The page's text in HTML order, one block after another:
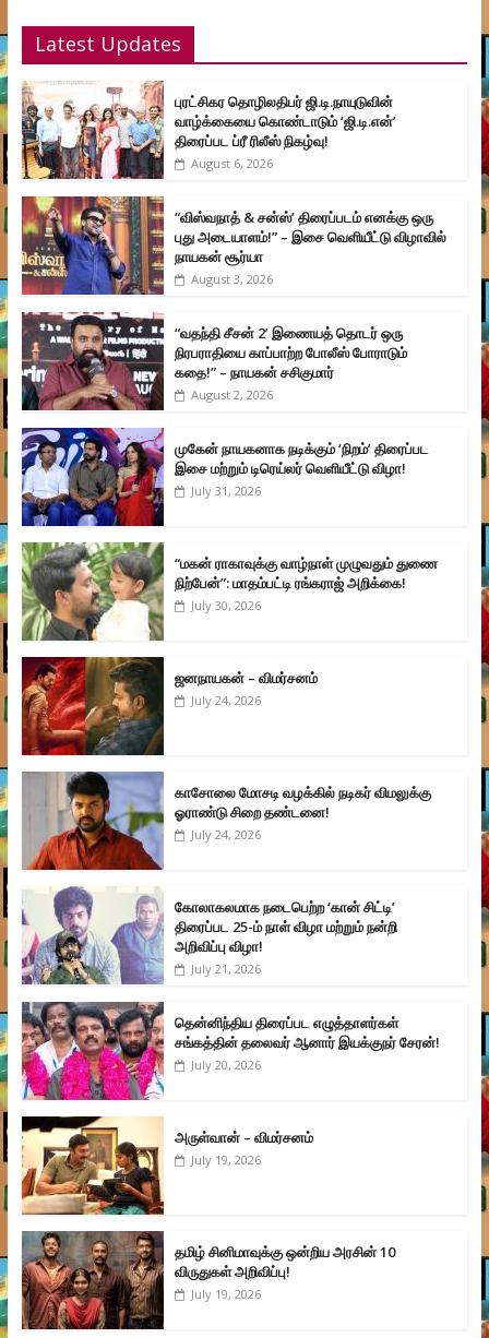
Latest Updates
புரட்சிகர தொழிலதிபர் ஜி.டி.நாயுடுவின்
வாழ்க்கையை கொண்டாடும் ‘ஜி.டி.என்’
திரைப்பட ப்ரீ ரிலீஸ் நிகழ்வு!
August 6, 2026
“விஸ்வநாத் & சன்ஸ்’ திரைப்படம் எனக்கு ஒரு
புது அடையாளம்!” – இசை வெளியீட்டு விழாவில்
நாயகன் சூர்யா
August 3, 2026
“வதந்தி சீசன் 2’ இணையத் தொடர் ஒரு
நிரபராதியை காப்பாற்ற போலீஸ் போராடும்
கதை!” – நாயகன் சசிகுமார்
August 2, 2026
முகேன் நாயகனாக நடிக்கும் ‘நிறம்’ திரைப்பட
இசை மற்றும் டிரெய்லர் வெளியீட்டு விழா!
July 31, 2026
“மகன் ராகாவுக்கு வாழ்நாள் முழுவதும் துணை
நிற்பேன்”: மாதம்பட்டி ரங்கராஜ் அறிக்கை!
July 30, 2026
ஜனநாயகன் – விமர்சனம்
July 24, 2026
காசோலை மோசடி வழக்கில் நடிகர் விமலுக்கு
ஓராண்டு சிறை தண்டனை!
July 24, 2026
கோலாகலமாக நடைபெற்ற ‘கான் சிட்டி’
திரைப்பட 25-ம் நாள் விழா மற்றும் நன்றி
அறிவிப்பு விழா!
July 21, 2026
தென்னிந்திய திரைப்பட எழுத்தாளர்கள்
சங்கத்தின் தலைவர் ஆனார் இயக்குநர் சேரன்!
July 20, 2026
அருள்வான் – விமர்சனம்
July 19, 2026
தமிழ் சினிமாவுக்கு ஒன்றிய அரசின் 10
விருதுகள் அறிவிப்பு!
July 19, 2026